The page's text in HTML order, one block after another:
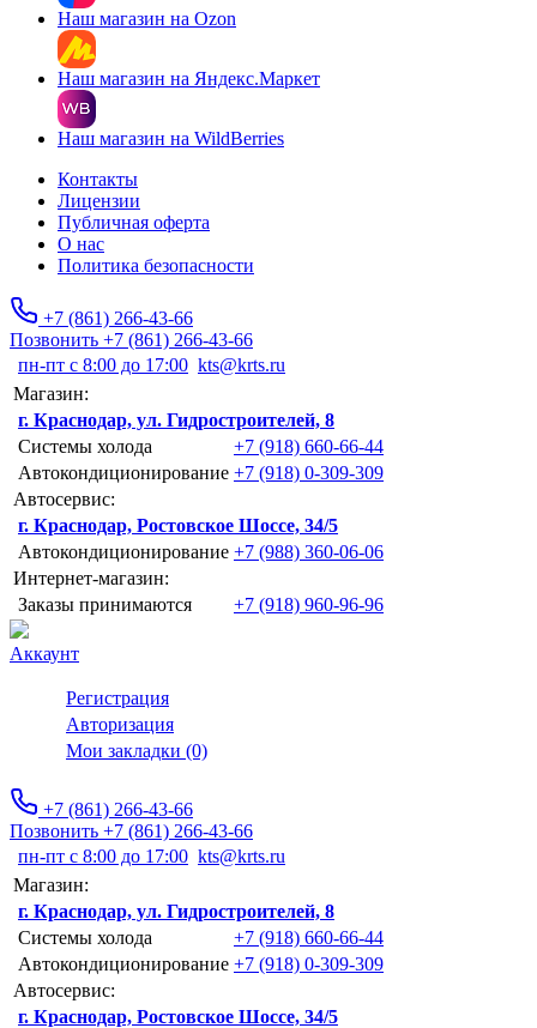
Наш магазин на Ozon
Наш магазин на Яндекс.Маркет
Наш магазин на WildBerries
Контакты
Лицензии
Публичная оферта
О нас
Политика безопасности
+7 (861) 266-43-66
Позвонить +7 (861) 266-43-66
пн-пт с 8:00 до 17:00 kts@krts.ru
Магазин:
г. Краснодар, ул. Гидростроителей, 8
Системы холода
+7 (918) 660-66-44
Автокондиционирование +7 (918) 0-309-309
Автосервис:
г. Краснодар, Ростовское Шоссе, 34/5
Автокондиционирование +7 (988) 360-06-06
Интернет-магазин:
Заказы принимаются
+7 (918) 960-96-96
Аккаунт
Регистрация
Авторизация
Мои закладки (0)
+7 (861) 266-43-66
Позвонить +7 (861) 266-43-66
пн-пт с 8:00 до 17:00 kts@krts.ru
Магазин:
г. Краснодар, ул. Гидростроителей, 8
Системы холода
+7 (918) 660-66-44
Автокондиционирование +7 (918) 0-309-309
Автосервис:
г. Краснодар, Ростовское Шоссе, 34/5